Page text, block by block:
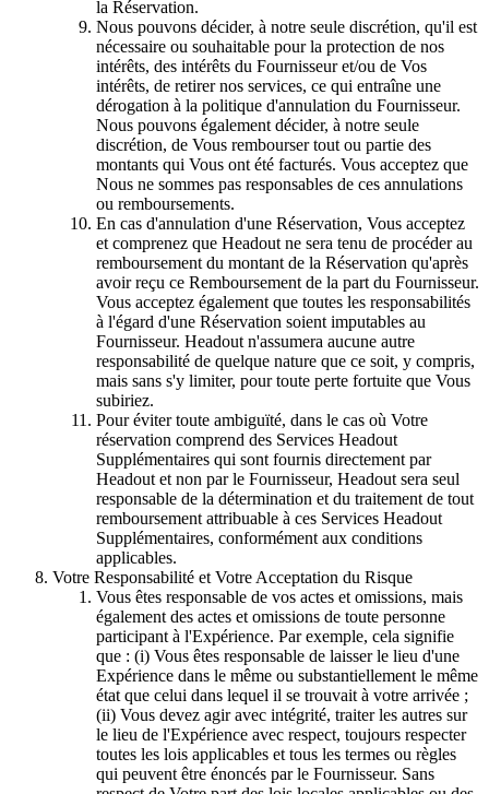
la Réservation.
Nous pouvons décider, à notre seule discrétion, qu'il est
nécessaire ou souhaitable pour la protection de nos
intérêts, des intérêts du Fournisseur et/ou de Vos
intérêts, de retirer nos services, ce qui entraîne une
dérogation à la politique d'annulation du Fournisseur.
Nous pouvons également décider, à notre seule
discrétion, de Vous rembourser tout ou partie des
montants qui Vous ont été facturés. Vous acceptez que
Nous ne sommes pas responsables de ces annulations
ou remboursements.
En cas d'annulation d'une Réservation, Vous acceptez
et comprenez que Headout ne sera tenu de procéder au
remboursement du montant de la Réservation qu'après
avoir reçu ce Remboursement de la part du Fournisseur.
Vous acceptez également que toutes les responsabilités
à l'égard d'une Réservation soient imputables au
Fournisseur. Headout n'assumera aucune autre
responsabilité de quelque nature que ce soit, y compris,
mais sans s'y limiter, pour toute perte fortuite que Vous
subiriez.
Pour éviter toute ambiguïté, dans le cas où Votre
réservation comprend des Services Headout
Supplémentaires qui sont fournis directement par
Headout et non par le Fournisseur, Headout sera seul
responsable de la détermination et du traitement de tout
remboursement attribuable à ces Services Headout
Supplémentaires, conformément aux conditions
applicables.
Votre Responsabilité et Votre Acceptation du Risque
Vous êtes responsable de vos actes et omissions, mais
également des actes et omissions de toute personne
participant à l'Expérience. Par exemple, cela signifie
que : (i) Vous êtes responsable de laisser le lieu d'une
Expérience dans le même ou substantiellement le même
état que celui dans lequel il se trouvait à votre arrivée ;
(ii) Vous devez agir avec intégrité, traiter les autres sur
le lieu de l'Expérience avec respect, toujours respecter
toutes les lois applicables et tous les termes ou règles
qui peuvent être énoncés par le Fournisseur. Sans